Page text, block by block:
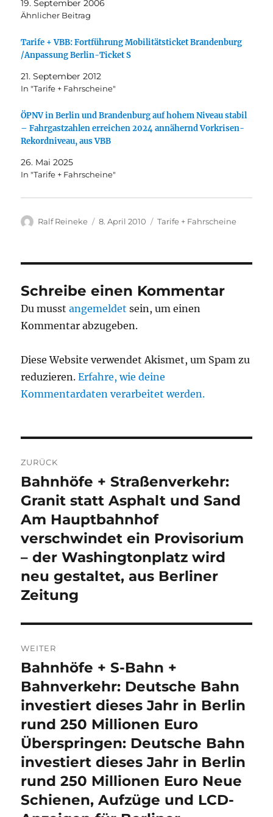
19. September 2006
Ähnlicher Beitrag
Tarife + VBB: Fortführung Mobilitätsticket Brandenburg
/Anpassung Berlin-Ticket S
21. September 2012
In "Tarife + Fahrscheine"
ÖPNV in Berlin und Brandenburg auf hohem Niveau stabil
– Fahrgastzahlen erreichen 2024 annähernd Vorkrisen-
Rekordniveau, aus VBB
26. Mai 2025
In "Tarife + Fahrscheine"
Autor
Ralf Reineke
Veröffentlicht
8. April 2010 Kategorien
Tarife + Fahrscheine
Schreibe einen Kommentar
Du musstangemeldet sein, um einen
Kommentar abzugeben.
Diese Website verwendet Akismet, um Spam zu
reduzieren.Erfahre, wie deine
Kommentardaten verarbeitet werden.
ZURÜCK
Vorheriger
Beitrag:
Bahnhöfe + Straßenverkehr:
Granit statt Asphalt und Sand
Am Hauptbahnhof
verschwindet ein Provisorium
– der Washingtonplatz wird
neu gestaltet, aus Berliner
Zeitung
WEITER
Nächster
Beitrag:
Bahnhöfe + S-Bahn +
Bahnverkehr: Deutsche Bahn
investiert dieses Jahr in Berlin
rund 250 Millionen Euro
Überspringen: Deutsche Bahn
investiert dieses Jahr in Berlin
rund 250 Millionen Euro Neue
Schienen, Aufzüge und LCD-